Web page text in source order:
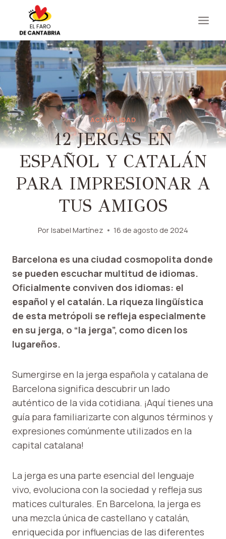
contenido
ACTUALIDAD
12 JERGAS EN
ESPAÑOL Y CATALÁN
PARA IMPRESIONAR A
TUS AMIGOS
Por Isabel Martínez 16 de agosto de 2024
Barcelona es una ciudad cosmopolita donde
se pueden escuchar multitud de idiomas.
Oficialmente conviven dos idiomas: el
español y el catalán. La riqueza lingüística
de esta metrópoli se refleja especialmente
en su jerga, o “la jerga”, como dicen los
lugareños.
Sumergirse en la jerga española y catalana de
Barcelona significa descubrir un lado
auténtico de la vida cotidiana. ¡Aquí tienes una
guía para familiarizarte con algunos términos y
expresiones comúnmente utilizados en la
capital catalana!
La jerga es una parte esencial del lenguaje
vivo, evoluciona con la sociedad y refleja sus
matices culturales. En Barcelona, ​​la jerga es
una mezcla única de castellano y catalán,
enriquecida por influencias de las diferentes